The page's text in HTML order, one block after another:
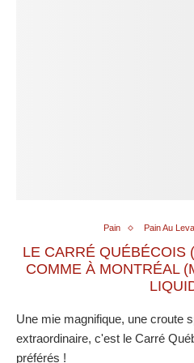
Pain Pain Au
LE CARRÉ QUÉBÉCOIS
COMME À MONTRÉAL
Une mie magnifique, une croute
extraordinaire, c'est le Carré
préférés !